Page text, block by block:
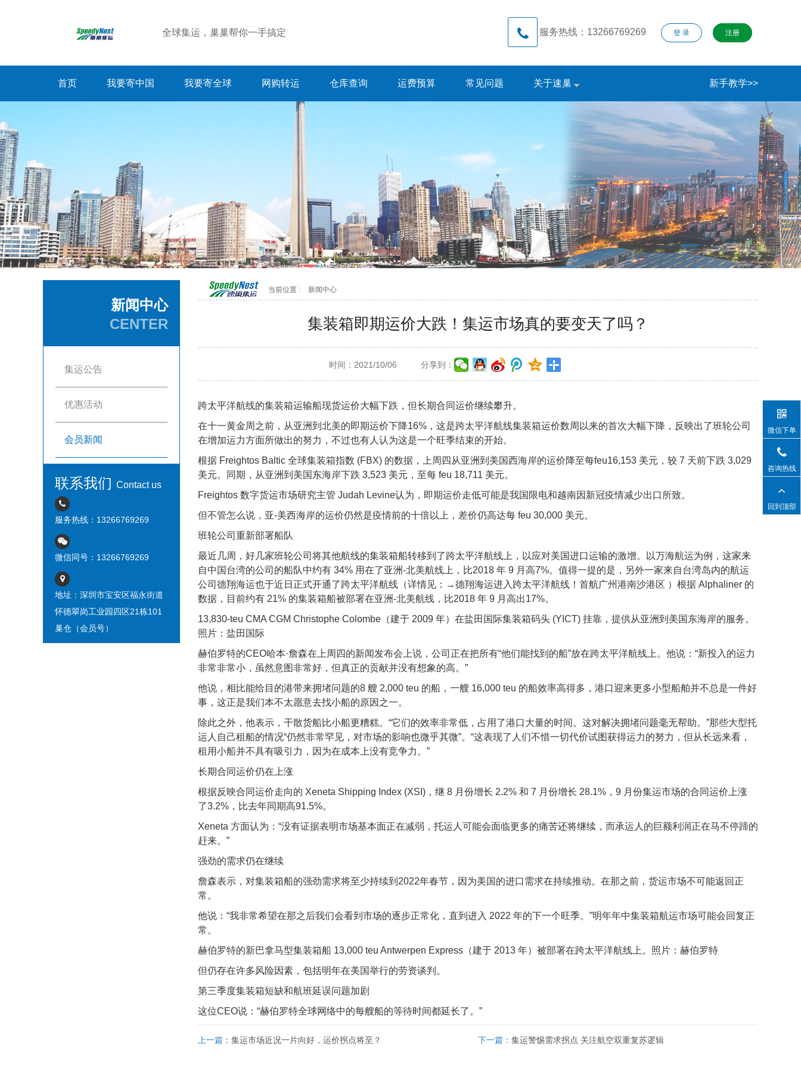
全球集运，巢巢帮你一手搞定 服务热线：13266769269 登 录 注册
首页 我要寄中国 我要寄全球 网购转运 仓库查询 运费预算 常见问题 关于速巢 新手教学>>
新闻中心
CENTER
集运公告
优惠活动
会员新闻
联系我们 Contact us
服务热线：13266769269
微信同号：13266769269
地址：深圳市宝安区福永街道
怀德翠岗工业园四区21栋101
巢仓（会员号）
当前位置 : 新闻中心
集装箱即期运价大跌！集运市场真的要变天了吗？
时间：2021/10/06 分享到：
跨太平洋航线的集装箱运输船现货运价大幅下跌，但长期合同运价继续攀升。
在十一黄金周之前，从亚洲到北美的即期运价下降16%，这是跨太平洋航线集装箱运价数周以来的首次大幅下降，反映出了班轮公司
在增加运力方面所做出的努力，不过也有人认为这是一个旺季结束的开始。
根据 Freightos Baltic 全球集装箱指数 (FBX) 的数据，上周四从亚洲到美国西海岸的运价降至每feu16,153 美元，较 7 天前下跌 3,029
美元。同期，从亚洲到美国东海岸下跌 3,523 美元，至每 feu 18,711 美元。
Freightos 数字货运市场研究主管 Judah Levine认为，即期运价走低可能是我国限电和越南因新冠疫情减少出口所致。
但不管怎么说，亚-美西海岸的运价仍然是疫情前的十倍以上，差价仍高达每 feu 30,000 美元。
班轮公司重新部署船队
最近几周，好几家班轮公司将其他航线的集装箱船转移到了跨太平洋航线上，以应对美国进口运输的激增。以万海航运为例，这家来
自中国台湾的公司的船队中约有 34% 用在了亚洲-北美航线上，比2018 年 9 月高7%。值得一提的是，另外一家来自台湾岛内的航运
公司德翔海运也于近日正式开通了跨太平洋航线（详情见：→德翔海运进入跨太平洋航线！首航广州港南沙港区 ）根据 Alphaliner 的
数据，目前约有 21% 的集装箱船被部署在亚洲-北美航线，比2018 年 9 月高出17%。
13,830-teu CMA CGM Christophe Colombe（建于 2009 年）在盐田国际集装箱码头 (YICT) 挂靠，提供从亚洲到美国东海岸的服务。
照片：盐田国际
赫伯罗特的CEO哈本·詹森在上周四的新闻发布会上说，公司正在把所有“他们能找到的船”放在跨太平洋航线上。他说：“新投入的运力
非常非常小，虽然意图非常好，但真正的贡献并没有想象的高。”
他说，相比能给目的港带来拥堵问题的8 艘 2,000 teu 的船，一艘 16,000 teu 的船效率高得多，港口迎来更多小型船舶并不总是一件好
事，这正是我们本不太愿意去找小船的原因之一。
除此之外，他表示，干散货船比小船更糟糕。“它们的效率非常低，占用了港口大量的时间。这对解决拥堵问题毫无帮助。”那些大型托
运人自己租船的情况“仍然非常罕见，对市场的影响也微乎其微”。“这表现了人们不惜一切代价试图获得运力的努力，但从长远来看，
租用小船并不具有吸引力，因为在成本上没有竞争力。”
长期合同运价仍在上涨
根据反映合同运价走向的 Xeneta Shipping Index (XSI)，继 8 月份增长 2.2% 和 7 月份增长 28.1%，9 月份集运市场的合同运价上涨
了3.2%，比去年同期高91.5%。
Xeneta 方面认为：“没有证据表明市场基本面正在减弱，托运人可能会面临更多的痛苦还将继续，而承运人的巨额利润正在马不停蹄的
赶来。”
强劲的需求仍在继续
詹森表示，对集装箱船的强劲需求将至少持续到2022年春节，因为美国的进口需求在持续推动。在那之前，货运市场不可能返回正
常。
他说：“我非常希望在那之后我们会看到市场的逐步正常化，直到进入 2022 年的下一个旺季。”明年年中集装箱航运市场可能会回复正
常。
赫伯罗特的新巴拿马型集装箱船 13,000 teu Antwerpen Express（建于 2013 年）被部署在跨太平洋航线上。照片：赫伯罗特
但仍存在许多风险因素，包括明年在美国举行的劳资谈判。
第三季度集装箱短缺和航班延误问题加剧
这位CEO说：“赫伯罗特全球网络中的每艘船的等待时间都延长了。”
上一篇： 集运市场近况一片向好，运价拐点将至？ 下一篇： 集运警惕需求拐点 关注航空双重复苏逻辑
微信下单
咨询热线
回到顶部